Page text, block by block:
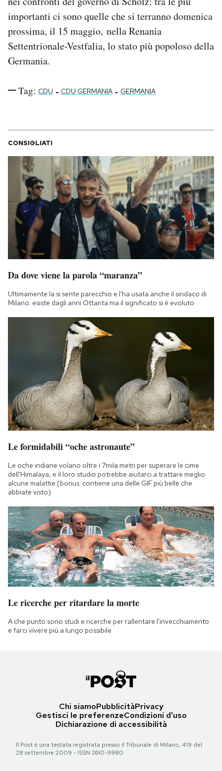
importanti ci sono quelle che si terranno domenica
prossima, il 15 maggio, nella Renania
Settentrionale-Vestfalia, lo stato più popoloso della
Germania.
Tag: CDU - CDU GERMANIA - GERMANIA
CONSIGLIATI
Da dove viene la parola “maranza”
Ultimamente la si sente parecchio e l'ha usata anche il sindaco di
Milano: esiste dagli anni Ottanta ma il significato si è evoluto
Le formidabili “oche astronaute”
Le oche indiane volano oltre i 7mila metri per superare le cime
dell'Himalaya, e il loro studio potrebbe aiutarci a trattare meglio
alcune malattie (bonus: contiene una delle GIF più belle che
abbiate visto)
Le ricerche per ritardare la morte
A che punto sono studi e ricerche per rallentare l'invecchiamento
e farci vivere più a lungo possibile
Chi siamoPubblicitàPrivacy
Gestisci le preferenzeCondizioni d'uso
Dichiarazione di accessibilità
Il Post è una testata registrata presso il Tribunale di Milano, 419 del
28 settembre 2009 - ISSN 2610-9980